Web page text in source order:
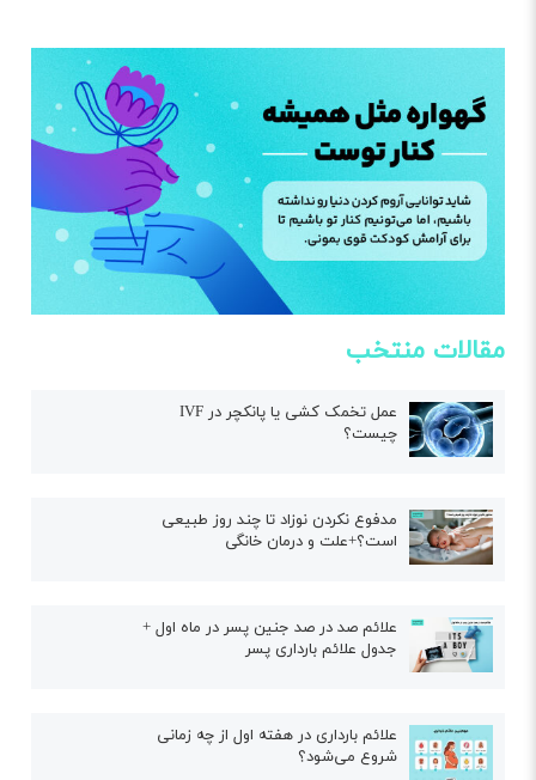
مقالات منتخب
عمل تخمک کشی یا پانکچر در IVF
چیست؟
مدفوع نکردن نوزاد تا چند روز طبیعی
است؟+علت و درمان خانگی
علائم صد در صد جنین پسر در ماه اول +
جدول علائم بارداری پسر
علائم بارداری در هفته اول از چه زمانی
شروع می‌شود؟